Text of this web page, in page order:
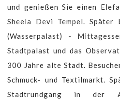
und genießen Sie einen
Sheela Devi Tempel. Später
(Wasserpalast) -
Stadtpalast und das
300 Jahre alte Stadt.
Schmuck- und Textilmarkt.
Stadtrundgang in der